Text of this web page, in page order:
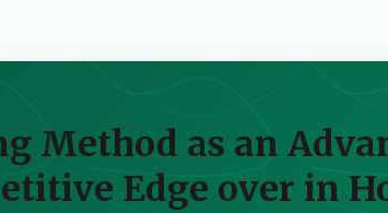
Method as an
Edge over in